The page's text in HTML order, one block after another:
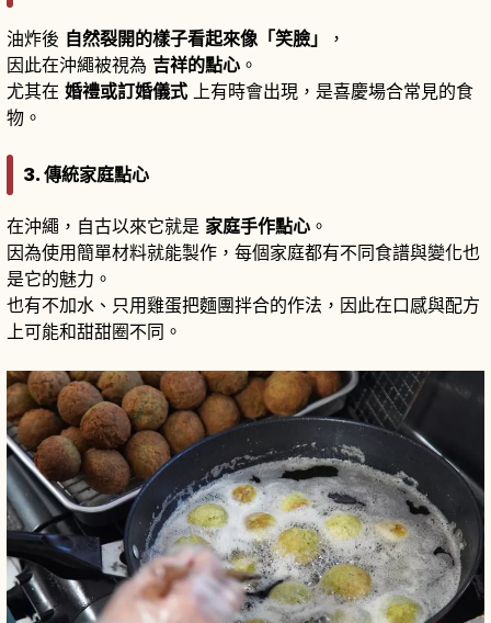
油炸後 自然裂開的樣子看起來像「笑臉」
，
因此在沖繩被視為 吉祥的點心 。
尤其在 婚禮或訂婚儀式 上有時會出現，是喜慶場合常見的食
物。
3. 傳統家庭點心
在沖繩，自古以來它就是 家庭手作點心 。
因為使用簡單材料就能製作，每個家庭都有不同食譜與變化也
是它的魅力。
也有不加水、只用雞蛋把麵團拌合的作法，因此在口感與配方
上可能和甜甜圈不同。